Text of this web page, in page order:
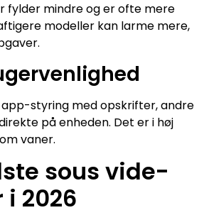
fylder mindre og er ofte mere
modeller kan larme mere,
styring med opskrifter, andre
på enheden. Det er i høj
vaner.
sous vide-
2026